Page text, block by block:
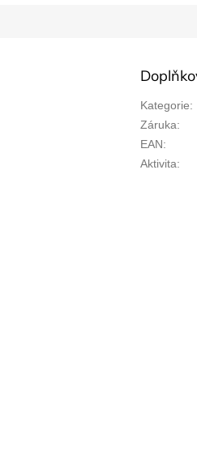
Kategorie:
Záruka:
EAN:
Aktivita: